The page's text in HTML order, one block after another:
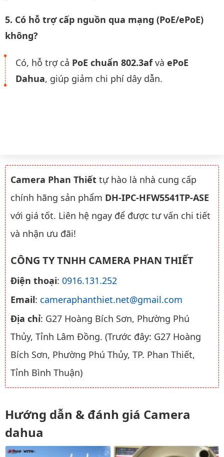
5. Có hỗ trợ cấp nguồn qua mạng (PoE/ePoE)
không?
Có, hỗ trợ cả PoE chuẩn 802.3afvà ePoE
Dahua, giúp giảm chi phí dây dẫn.
Camera Phan Thiết tự hào là nhà cung cấp
chính hãng sản phẩm DH-IPC-HFW5541TP-ASE
với giá tốt. Liên hệ ngay để được tư vấn chi tiết
và nhận ưu đãi!
CÔNG TY TNHH CAMERA PHAN THIẾT
Điện thoại: 0916.131.252
Email: cameraphanthiet.net@gmail.com
Địa chỉ: G27 Hoàng Bích Sơn, Phường Phú
Thủy, Tỉnh Lâm Đồng. (Trước đây: G27 Hoàng
Bích Sơn, Phường Phú Thủy, TP. Phan Thiết,
Tỉnh Bình Thuận)
Hướng dẫn & đánh giá Camera
dahua